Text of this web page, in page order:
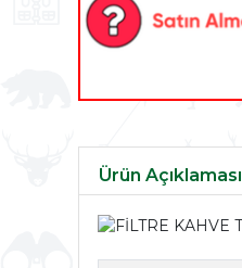
Ürün Açıklaması